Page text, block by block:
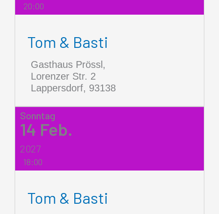
20:00
Tom & Basti
Gasthaus Prössl,
Lorenzer Str. 2
Lappersdorf, 93138
Sonntag
14 Feb.
2027
18:00
Tom & Basti